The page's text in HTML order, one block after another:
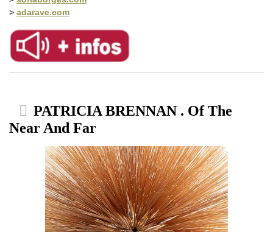
> adarave.com
PATRICIA BRENNAN . Of The
Near And Far